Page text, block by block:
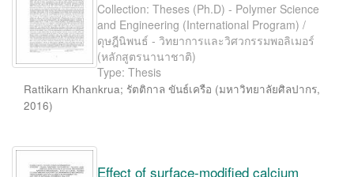
Collection: Theses (Ph.D) - Polymer Science
and Engineering (International Program) /
ดุษฎีนิพนธ์ - วิทยาการและวิศวกรรมพอลิเมอร์
(หลักสูตรนานาชาติ)
Type: Thesis
Rattikarn Khankrua; รัตติกาล ขันธ์เครือ (มหาวิทยาลัยศิลปากร,
2016)
Effect of surface-modified calcium